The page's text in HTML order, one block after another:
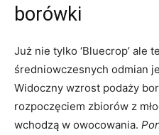
borówki
Już nie tylko ‘Bluecrop’ ale
średniowczesnych odmian
Widoczny wzrost podaży
rozpoczęciem zbiorów z
wchodzą w owocowania.